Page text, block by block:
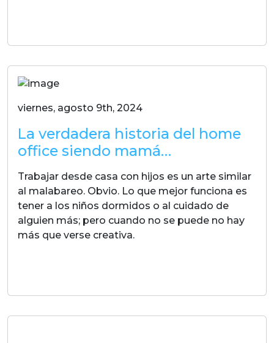
viernes, agosto 9th, 2024
La verdadera historia del home
office siendo mamá…
Trabajar desde casa con hijos es un arte similar
al malabareo. Obvio. Lo que mejor funciona es
tener a los niños dormidos o al cuidado de
alguien más; pero cuando no se puede no hay
más que verse creativa.